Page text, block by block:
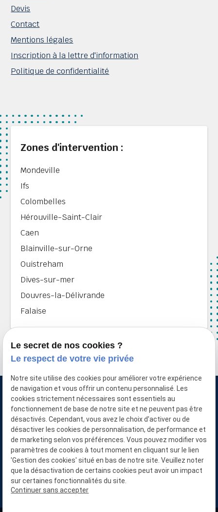
Devis
Contact
Mentions légales
Inscription à la lettre d'information
Politique de confidentialité
Zones d'intervention :
Mondeville
Ifs
Colombelles
Hérouville-Saint-Clair
Caen
Blainville-sur-Orne
Ouistreham
Dives-sur-mer
Douvres-la-Délivrande
Falaise
NICOLAS MARIE
Dépannage et rénovations àFRENOUVILLE
N° de Siret :80800965800010
02 78 77 16 50
14630 FRENOUVILLE
Le secret de nos cookies ?
Le respect de votre vie privée
Notre site utilise des cookies pour améliorer votre expérience
de navigation et vous offrir un contenu personnalisé. Les
cookies strictement nécessaires sont essentiels au
fonctionnement de base de notre site et ne peuvent pas être
désactivés. Cependant, vous avez le choix d'activer ou de
désactiver les cookies de personnalisation, de performance et
de marketing selon vos préférences. Vous pouvez modifier vos
paramètres de cookies à tout moment en cliquant sur le lien
'Gestion des cookies' situé en bas de notre site. Veuillez noter
que la désactivation de certains cookies peut avoir un impact
sur certaines fonctionnalités du site.
Continuer sans accepter